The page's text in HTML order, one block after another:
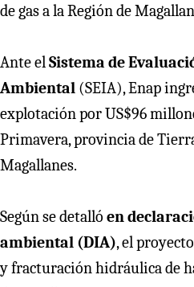
de gas a la Región de
Ante elSistema de
Ambiental (SEIA), Enap
explotación por US$96
Primavera, provincia de
Magallanes.
Según se detalló en
ambiental (DIA), el
y fracturación hidráulica de